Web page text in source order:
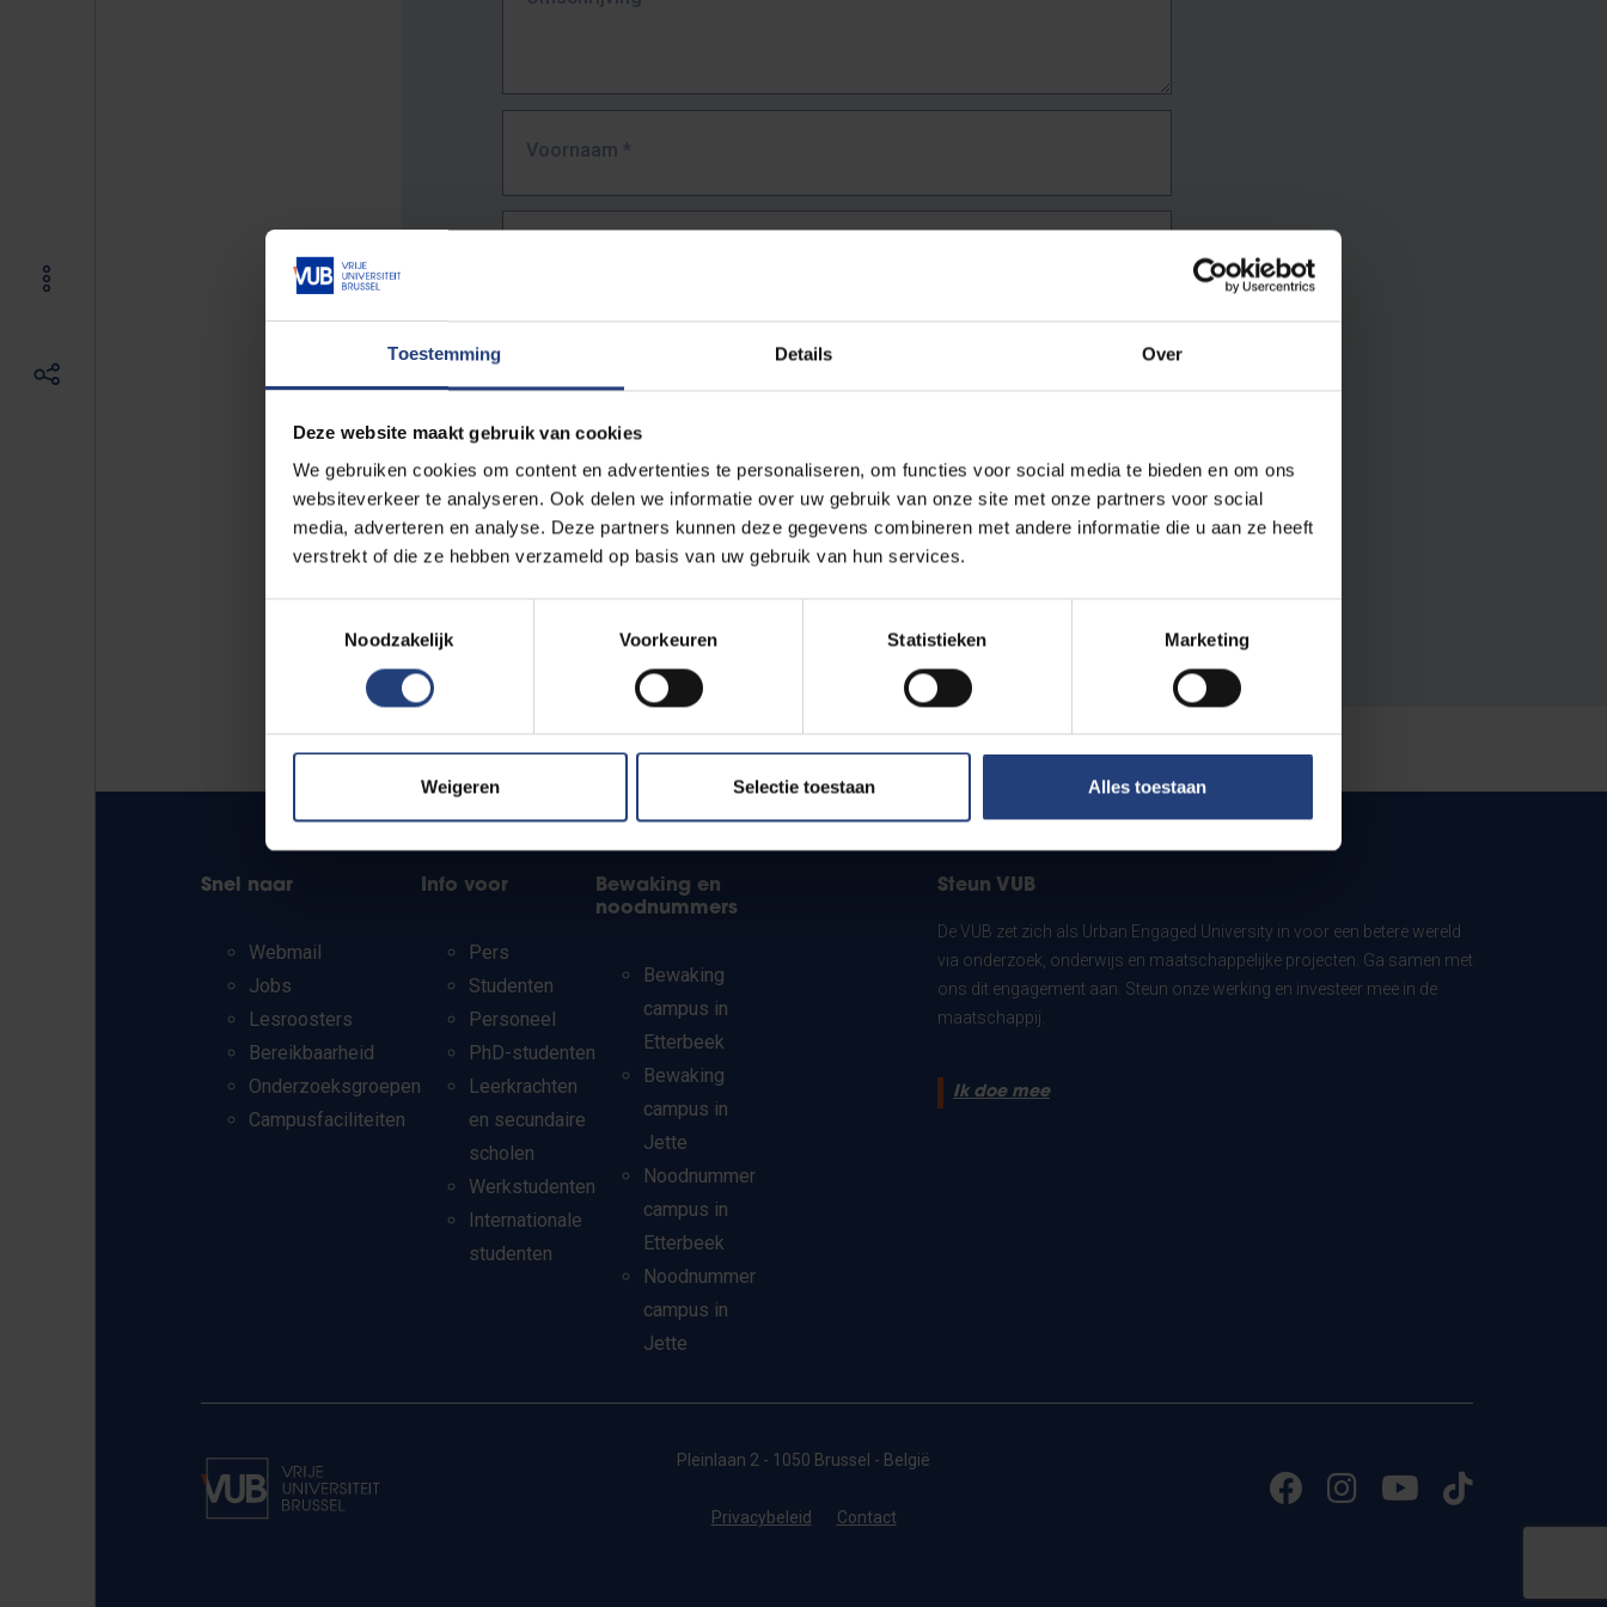
Toestemming Details Over
Deze website maakt gebruik van cookies
We gebruiken cookies om content en advertenties te personaliseren, om functies voor social media te bieden en om ons
websiteverkeer te analyseren. Ook delen we informatie over uw gebruik van onze site met onze partners voor social
media, adverteren en analyse. Deze partners kunnen deze gegevens combineren met andere informatie die u aan ze heeft
verstrekt of die ze hebben verzameld op basis van uw gebruik van hun services.
Noodzakelijk
Voorkeuren Statistieken Marketing
Weigeren Selectie toestaan Alles toestaan
Voornaam *
URL*
De volledige URL van de pagina waar je de fout zag.
Bv. https://www.vub.be/nl/studeren-aan-de-vub/alle-opleidingen
Snel naar
Webmail
Jobs
Lesroosters
Bereikbaarheid
Onderzoeksgroepen
Campusfaciliteiten
Info voor
Pers
Studenten
Personeel
PhD-studenten
Leerkrachten
en secundaire
scholen
Werkstudenten
Internationale
studenten
Bewaking en
noodnummers
Bewaking
campus in
Etterbeek
Bewaking
campus in
Jette
Noodnummer
campus in
Etterbeek
Noodnummer
campus in
Jette
Steun VUB
De VUB zet zich als Urban Engaged University in voor een betere wereld
via onderzoek, onderwijs en maatschappelijke projecten. Ga samen met
ons dit engagement aan. Steun onze werking en investeer mee in de
maatschappij.
Ik doe mee
Pleinlaan 2 - 1050 Brussel - België
Privacybeleid Contact